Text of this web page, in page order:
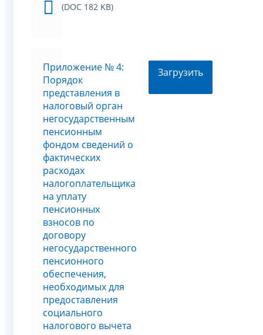
(DOC 182 KB)
Приложение № 4:
Порядок
представления в
налоговый орган
негосударственным
пенсионным
фондом сведений о
фактических
расходах
налогоплательщика
на уплату
пенсионных
взносов по
договору
негосударственного
пенсионного
обеспечения,
необходимых для
предоставления
социального
налогового вычета
Загрузить